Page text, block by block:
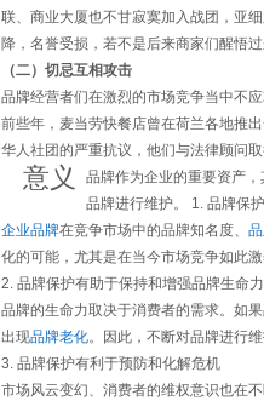
联、商业大厦也不甘寂寞加入战团，亚
降，名誉受损，若不是后来商家们醒悟
（二）切忌互相攻击
品牌经营者们在激烈的市场竞争当中不
前些年，麦当劳快餐店曾在荷兰各地推
华人社团的严重抗议，他们与法律顾问
意义
品牌作为企业的重要资产
品牌进行维护。 1. 品牌保
企业品牌在竞争市场中的品牌知名度、
化的可能，尤其是在当今市场竞争如此
2. 品牌保护有助于保持和增强品牌生命力
品牌的生命力取决于消费者的需求。如
出现品牌老化。因此，不断对品牌进行
3. 品牌保护有利于预防和化解危机
市场风云变幻、消费者的维权意识也在